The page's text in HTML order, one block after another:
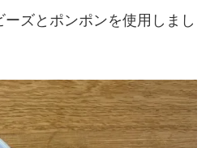
ズとポンポンを使用しまし